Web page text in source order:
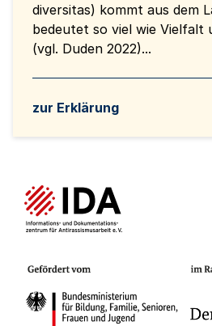
diversitas) kommt aus dem
bedeutet so viel wie Vielfalt
(vgl. Duden 2022)...
zur Erklärung